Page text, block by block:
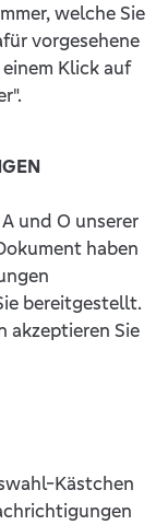
welche Sie
vorgesehene
Klick auf
und O unserer
haben
bereitgestellt.
akzeptieren Sie
Kästchen